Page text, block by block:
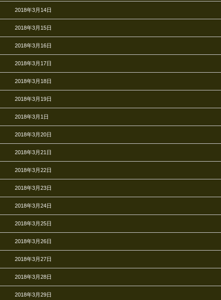
2018年3月14日
2018年3月15日
2018年3月16日
2018年3月17日
2018年3月18日
2018年3月19日
2018年3月1日
2018年3月20日
2018年3月21日
2018年3月22日
2018年3月23日
2018年3月24日
2018年3月25日
2018年3月26日
2018年3月27日
2018年3月28日
2018年3月29日